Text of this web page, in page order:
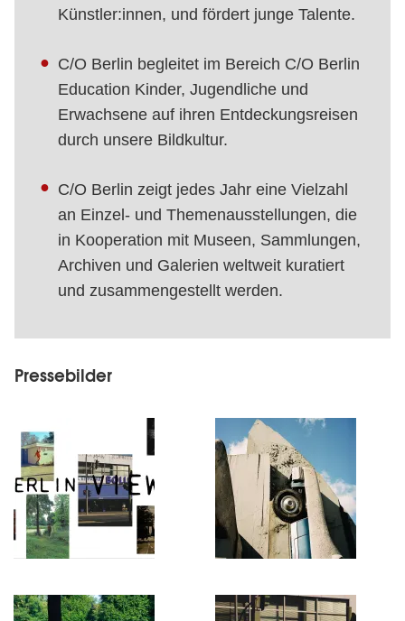
Künstler:innen, und fördert junge Talente.
C/O Berlin begleitet im Bereich C/O Berlin
Education Kinder, Jugendliche und
Erwachsene auf ihren Entdeckungsreisen
durch unsere Bildkultur.
C/O Berlin zeigt jedes Jahr eine Vielzahl
an Einzel- und Themenausstellungen, die
in Kooperation mit Museen, Sammlungen,
Archiven und Galerien weltweit kuratiert
und zusammengestellt werden.
Pressebilder